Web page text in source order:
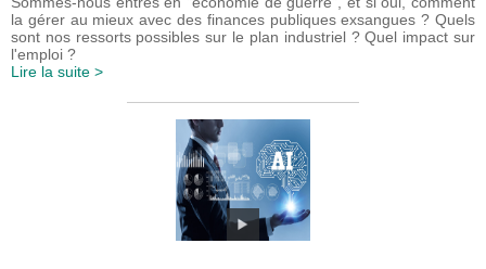
la gérer au mieux avec des finances publiques exsangues ? Quels
sont nos ressorts possibles sur le plan industriel ? Quel impact sur
l'emploi ?
Lire la suite >